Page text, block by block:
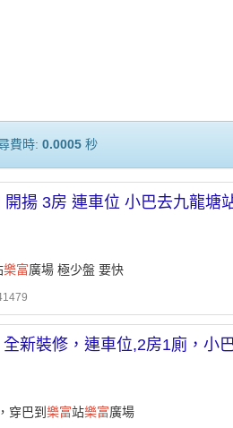
費時: 0.0005 秒
揚 3房 連車位 小巴去九龍塘
樂富廣場 極少盤 要快
新裝修，連車位,2房1廁，小
穿巴到 樂富站樂富廣場